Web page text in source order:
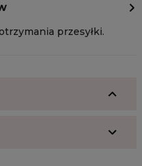
przesyłki.